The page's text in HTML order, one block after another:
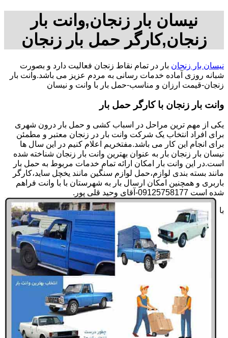
نیسان بار زنجان,وانت بار
زنجان,کارگر حمل بار زنجان
نیسان بار زنجان بار در تمام نقاط زنجان فعالیت دارد و بصورت
شبانه روزی آماده خدمات رسانی به مردم عزیز می باشد.وانت بار
زنجان-قیمت ارزان و مناسب-حمل بار با وانت و نیسان
وانت بار زنجان با کارگر حمل بار
یکی از مهم ترین مراحل در اسباب کشی و حمل بار درون شهری
برای افراد انتخاب یک شرکت وانت بار در زنجان معتبر و مطمئن
برای انجام این کار می باشد.مفتخریم اعلام کنیم در این سال ها
نیسان بار زنجان بار به عنوان بهترین وانت بار زنجان شناخته شده
است.در این وانت بار امکان ارائه تمام خدمات مربوط به حمل بار
مانند بسته بندی لوازم،حمل لوازم سنگین مانند یخچل ساید،کارگر
باربری و همچنین امکان ارسال بار به شهرستان با با وانت فراهم
شده است 09125758177-آقای وحید قلی پور.
با